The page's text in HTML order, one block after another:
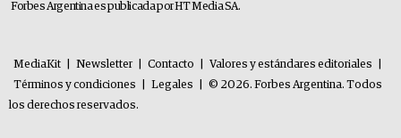
Forbes Argentina es publicada por HT Media SA.
MediaKit Newsletter Contacto Valores y estándares editoriales
Términos y condiciones
Legales
© 2026. Forbes Argentina. Todos
los derechos reservados.